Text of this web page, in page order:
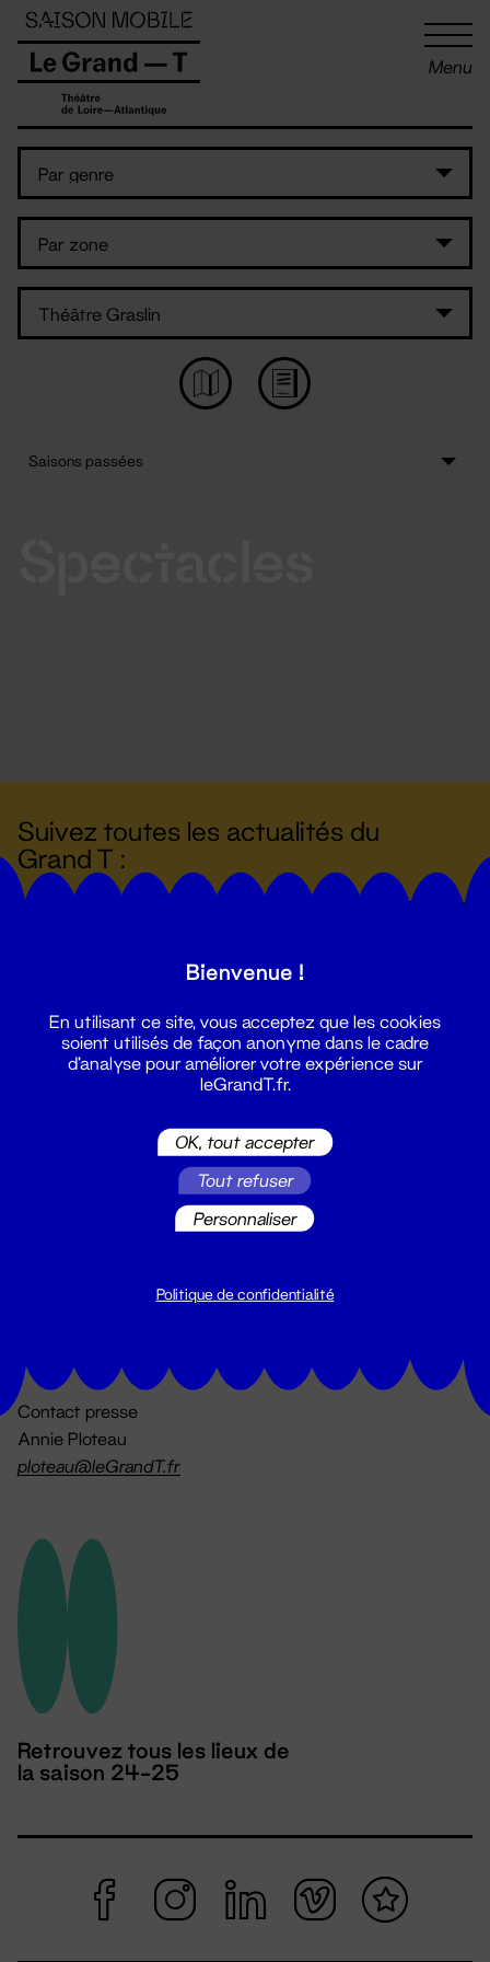
Menu
Suivez toutes les actualités du
Grand T :
billetterie@leGrandT.fr
Du lundi au vendredi 14h → 18h
Contact presse
Annie Ploteau
ploteau@leGrandT.fr
Retrouvez tous les lieux de
la saison 24-25
Panneau de gestion des cookies
Bienvenue !
En utilisant ce site, vous acceptez que les cookies
soient utilisés de façon anonyme dans le cadre
d'analyse pour améliorer votre expérience sur
leGrandT.fr.
OK, tout accepter
Tout refuser
Personnaliser
Politique de confidentialité